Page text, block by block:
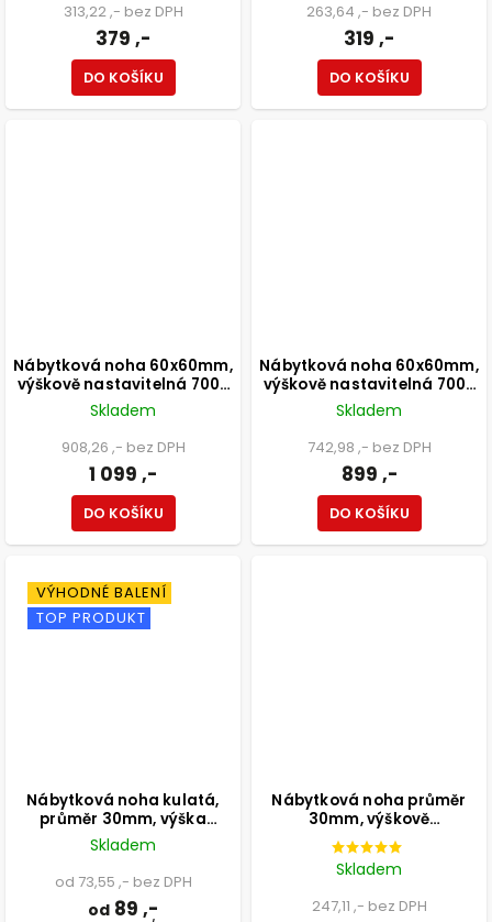
313,22 ,- bez DPH
379 ,-
DO KOŠÍKU
263,64 ,- bez DPH
319 ,-
DO KOŠÍKU
Nábytková noha 60x60mm,
výškově nastavitelná 700-
1100mm, chrom
Skladem
908,26 ,- bez DPH
1 099 ,-
DO KOŠÍKU
Nábytková noha 60x60mm,
výškově nastavitelná 700-
1100mm, černá
Skladem
742,98 ,- bez DPH
899 ,-
DO KOŠÍKU
VÝHODNÉ BALENÍ
TOP PRODUKT
Nábytková noha kulatá,
průměr 30mm, výška
100mm, bílá
Skladem
od 73,55 ,- bez DPH
od 89 ,-
Nábytková noha průměr
30mm, výškově
nastavitelná 300-500mm,
chrom
Skladem
247,11 ,- bez DPH